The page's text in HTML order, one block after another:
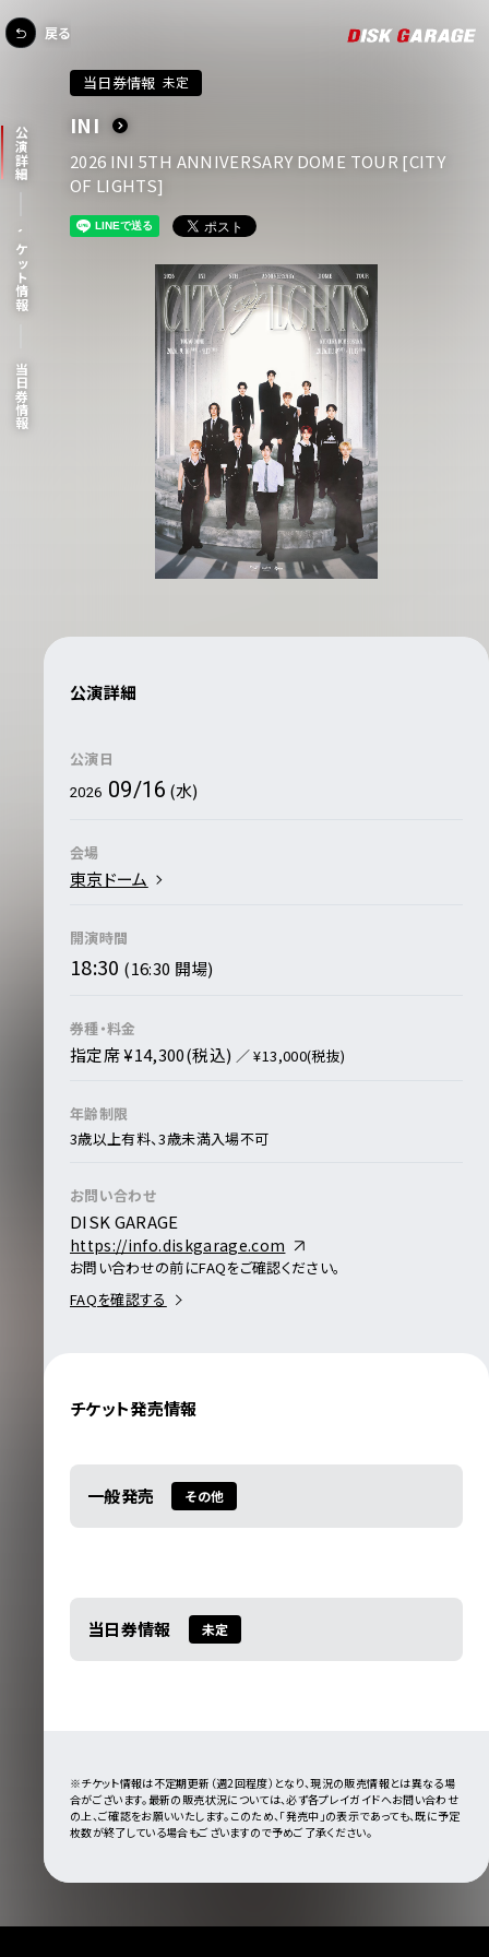
公演詳細
チケット情報
当日券情報
当日券情報 未定
INI
2026 INI 5TH ANNIVERSARY DOME TOUR [CITY
OF LIGHTS]
公演詳細
公演日
2026 09/16 (水)
会場
東京ドーム
開演時間
18:30 (16:30 開場)
券種・料金
指定席 ¥14,300(税込) ／ ¥13,000(税抜)
年齢制限
3歳以上有料、3歳未満入場不可
お問い合わせ
DISK GARAGE
https://info.diskgarage.com
お問い合わせの前にFAQをご確認ください。
FAQを確認する
チケット発売情報
一般発売 その他
当日券情報 未定
※チケット情報は不定期更新（週2回程度）となり、現況の販売情報とは異なる場
合がございます。最新の販売状況については、必ず各プレイガイドへお問い合わせ
の上、ご確認をお願いいたします。このため、「発売中」の表示であっても、既に予定
枚数が終了している場合もございますので予めご了承ください。
戻る